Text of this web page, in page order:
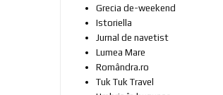
Grecia de-weekend
Istoriella
Jurnal de navetist
Lumea Mare
Romândra.ro
Tuk Tuk Travel